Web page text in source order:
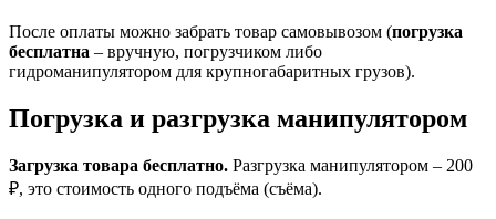
После оплаты можно забрать товар самовывозом (погрузка
бесплатна – вручную, погрузчиком либо
гидроманипулятором для крупногабаритных грузов).
Погрузка и разгрузка манипулятором
Загрузка товара бесплатно. Разгрузка манипулятором – 200
₽, это стоимость одного подъёма (съёма).